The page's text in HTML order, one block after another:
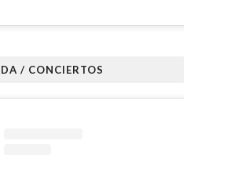
/ CONCIERTOS